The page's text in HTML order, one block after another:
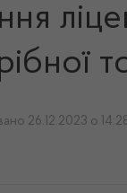
26.12.2023 о